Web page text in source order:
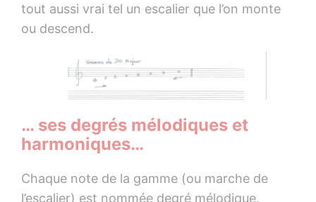
tout aussi vrai tel un escalier que l’on monte
ou descend.
… ses degrés mélodiques et
harmoniques…
Chaque note de la gamme (ou marche de
l’escalier) est nommée degré mélodique.